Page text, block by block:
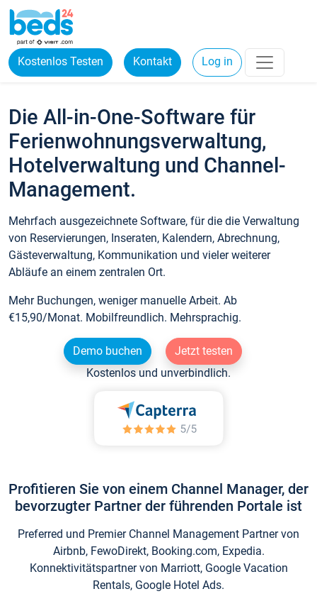
Kostenlos Testen Kontakt Log in
Die All-in-One-Software für
Ferienwohnungsverwaltung,
Hotelverwaltung und Channel-
Management.
Mehrfach ausgezeichnete Software, für die die Verwaltung
von Reservierungen, Inseraten, Kalendern, Abrechnung,
Gästeverwaltung, Kommunikation und vieler weiterer
Abläufe an einem zentralen Ort.
Mehr Buchungen, weniger manuelle Arbeit. Ab
€15,90/Monat. Mobilfreundlich. Mehrsprachig.
Demo buchen
Jetzt testen
Kostenlos und unverbindlich.
Profitieren Sie von einem Channel Manager, der
bevorzugter Partner der führenden Portale ist
Preferred und Premier Channel Management Partner von
Airbnb, FewoDirekt, Booking.com, Expedia.
Konnektivitätspartner von Marriott, Google Vacation
Rentals, Google Hotel Ads.